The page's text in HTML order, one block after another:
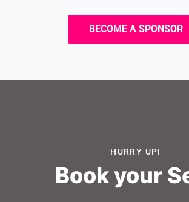
BECOME A SPONSOR
HURRY UP!
Book your